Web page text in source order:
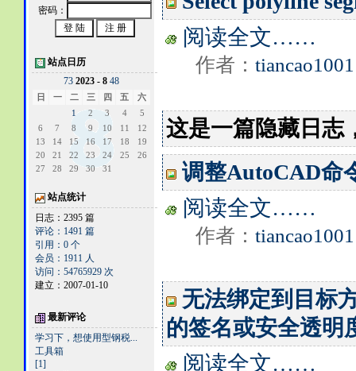
密码：
站点日历
73 2023 - 8 48
日 一 二 三 四 五
六
1
2 3 4
5
6
7 8 9 10 11
12
13
14 15 16 17 18
19
20
21 22 23 24 25
26
27
28 29 30 31
站点统计
日志：2395 篇
评论：1491 篇
引用：0 个
会员：1911 人
访问：54765929 次
建立：2007-01-10
最新评论
学习下，想使用型钢税...
工具箱
[1]
阅读全文……
作者： tiancao1001
这是一篇隐藏日志
调整AutoCAD命
阅读全文……
作者： tiancao1001
无法绑定到目标
的签名或安全透明
阅读全文……